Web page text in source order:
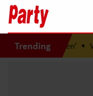
Trending
ik nooit vergeten’•